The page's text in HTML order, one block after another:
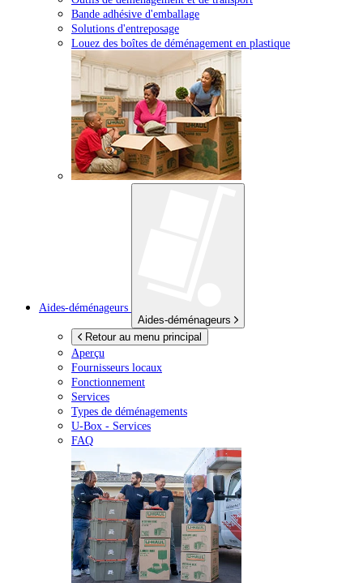
Bande adhésive d'emballage
Solutions d'entreposage
Louez des boîtes de déménagement en plastique
Aides-déménageurs
Aides-déménageurs
Retour au menu principal
Aperçu
Fournisseurs locaux
Fonctionnement
Services
Types de déménagements
U-Box - Services
FAQ